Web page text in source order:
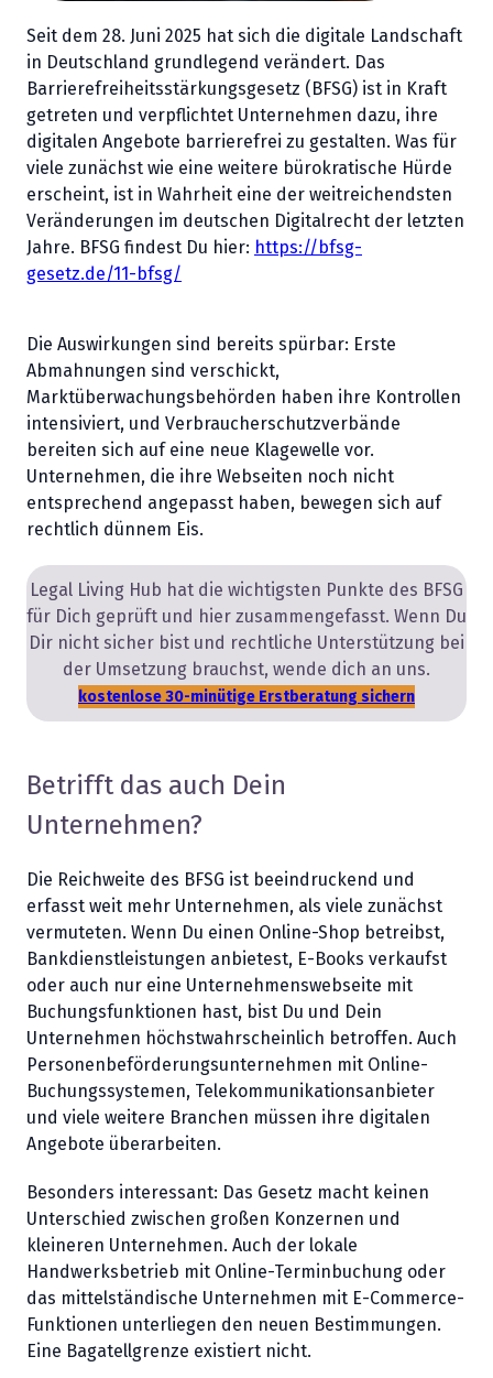
Seit dem 28. Juni 2025 hat sich die digitale Landschaft
in Deutschland grundlegend verändert. Das
Barrierefreiheitsstärkungsgesetz (BFSG) ist in Kraft
getreten und verpflichtet Unternehmen dazu, ihre
digitalen Angebote barrierefrei zu gestalten. Was für
viele zunächst wie eine weitere bürokratische Hürde
erscheint, ist in Wahrheit eine der weitreichendsten
Veränderungen im deutschen Digitalrecht der letzten
Jahre. BFSG findest Du hier: https://bfsg-
gesetz.de/11-bfsg/
Die Auswirkungen sind bereits spürbar: Erste
Abmahnungen sind verschickt,
Marktüberwachungsbehörden haben ihre Kontrollen
intensiviert, und Verbraucherschutzverbände
bereiten sich auf eine neue Klagewelle vor.
Unternehmen, die ihre Webseiten noch nicht
entsprechend angepasst haben, bewegen sich auf
rechtlich dünnem Eis.
Legal Living Hub hat die wichtigsten Punkte des BFSG
für Dich geprüft und hier zusammengefasst. Wenn Du
Dir nicht sicher bist und rechtliche Unterstützung bei
der Umsetzung brauchst, wende dich an uns.
kostenlose 30-minütige Erstberatung sichern
Betrifft das auch Dein
Unternehmen?
Die Reichweite des BFSG ist beeindruckend und
erfasst weit mehr Unternehmen, als viele zunächst
vermuteten. Wenn Du einen Online-Shop betreibst,
Bankdienstleistungen anbietest, E-Books verkaufst
oder auch nur eine Unternehmenswebseite mit
Buchungsfunktionen hast, bist Du und Dein
Unternehmen höchstwahrscheinlich betroffen. Auch
Personenbeförderungsunternehmen mit Online-
Buchungssystemen, Telekommunikationsanbieter
und viele weitere Branchen müssen ihre digitalen
Angebote überarbeiten.
Besonders interessant: Das Gesetz macht keinen
Unterschied zwischen großen Konzernen und
kleineren Unternehmen. Auch der lokale
Handwerksbetrieb mit Online-Terminbuchung oder
das mittelständische Unternehmen mit E-Commerce-
Funktionen unterliegen den neuen Bestimmungen.
Eine Bagatellgrenze existiert nicht.